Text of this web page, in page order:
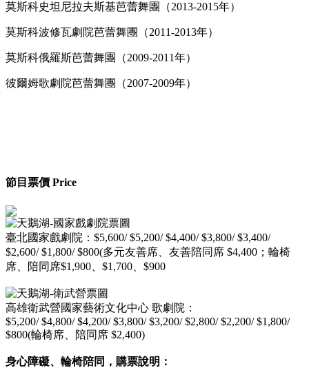
莫斯科史坦尼拉夫斯基芭蕾舞團（2013-2015年）
莫斯科波修瓦劇院芭蕾舞團（2011-2013年）
莫斯科俄羅斯芭蕾舞團（2009-2011年）
彼爾姆歌劇院芭蕾舞團（2007-2009年）
節目票價 Price
臺北國家戲劇院：$5,600/ $5,200/ $4,400/ $3,800/ $3,400/
$2,600/ $1,800/ $800(多元友善席、友善陪同席 $4,400；輪椅
席、陪同席$1,900、$1,700、$900
高雄衛武營國家藝術文化中心 歌劇院：
$5,200/ $4,800/ $4,200/ $3,800/ $3,200/ $2,800/ $2,200/ $1,800/
$800(輪椅席、陪同席 $2,400)
身心障礙、輪椅陪同，購票說明：